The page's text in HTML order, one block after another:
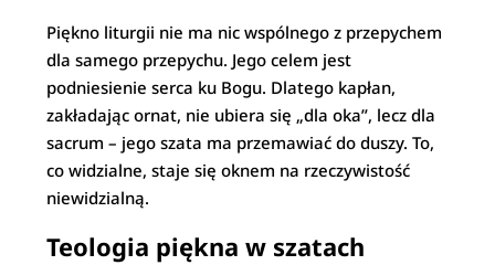
Piękno liturgii nie ma nic wspólnego z przepychem
dla samego przepychu. Jego celem jest
podniesienie serca ku Bogu. Dlatego kapłan,
zakładając ornat, nie ubiera się „dla oka”, lecz dla
sacrum – jego szata ma przemawiać do duszy. To,
co widzialne, staje się oknem na rzeczywistość
niewidzialną.
Teologia piękna w szatach